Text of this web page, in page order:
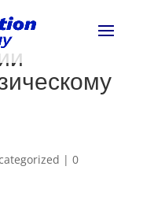
| 0